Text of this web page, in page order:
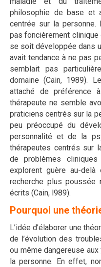
philosophie de base et
centrée sur la personne.
pas foncièrement clinique
se soit développée dans
avait tendance à ne pas
semblait pas
domaine (Cain, 1989).
attaché de préférence
thérapeute ne semble
praticiens centrés sur la
peu préoccupé du
personnalité et de la
thérapeutes centrés sur
de problèmes
explorent guère au-
recherche plus
écrits (Cain, l989).
Pourquoi une
L’idée d’élaborer une
de l’évolution des
ou même dangereuse
la personne. En effet,